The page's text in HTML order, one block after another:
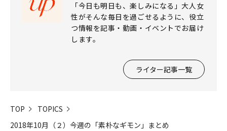
「今日も明日も、楽しみになる」大人女
性がそんな毎日を過ごせるように、役立
つ情報を記事・動画・イベントでお届け
します。
ライター記事一覧
TOP
TOPICS
2018年10月（２）今週の「素朴なギモン」まとめ